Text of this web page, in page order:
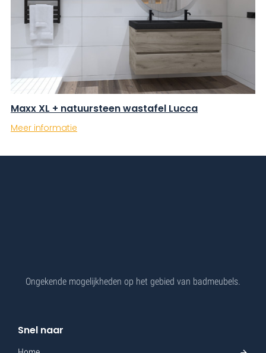
Maxx XL + natuursteen wastafel Lucca
Meer informatie
Ongekende mogelijkheden op het gebied van badmeubels.
Snel naar